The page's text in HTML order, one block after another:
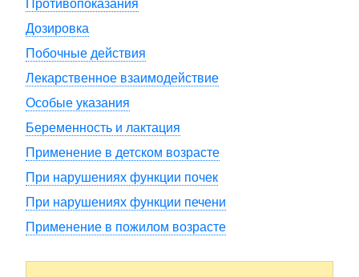
Противопоказания
Дозировка
Побочные действия
Лекарственное взаимодействие
Особые указания
Беременность и лактация
Применение в детском возрасте
При нарушениях функции почек
При нарушениях функции печени
Применение в пожилом возрасте